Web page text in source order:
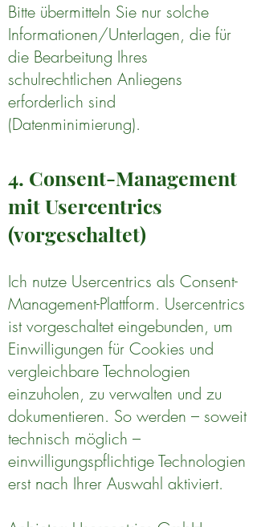
Bitte übermitteln Sie nur solche
Informationen/Unterlagen, die für
die Bearbeitung Ihres
schulrechtlichen Anliegens
erforderlich sind
(Datenminimierung).
4. Consent-Management
mit Usercentrics
(vorgeschaltet)
Ich nutze Usercentrics als Consent-
Management-Plattform. Usercentrics
ist vorgeschaltet eingebunden, um
Einwilligungen für Cookies und
vergleichbare Technologien
einzuholen, zu verwalten und zu
dokumentieren. So werden – soweit
technisch möglich –
einwilligungspflichtige Technologien
erst nach Ihrer Auswahl aktiviert.